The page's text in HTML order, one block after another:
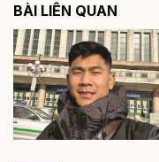
BÀI LIÊN QUAN